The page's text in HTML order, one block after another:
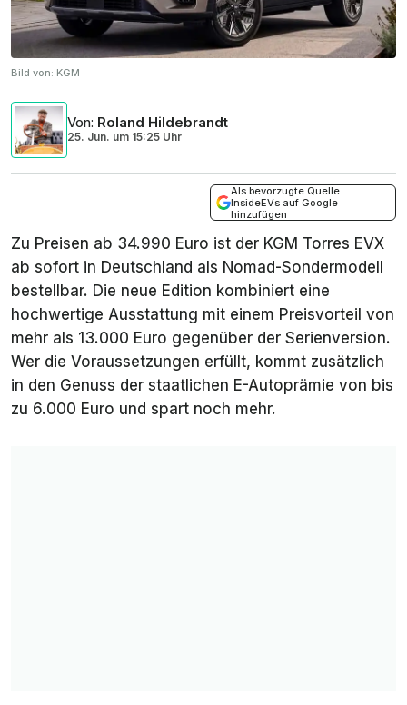
Bild von: KGM
Von: Roland Hildebrandt
25. Jun. um 15:25 Uhr
Als bevorzugte Quelle
InsideEVs auf Google
hinzufügen
Zu Preisen ab 34.990 Euro ist der KGM Torres EVX
ab sofort in Deutschland als Nomad-Sondermodell
bestellbar. Die neue Edition kombiniert eine
hochwertige Ausstattung mit einem Preisvorteil von
mehr als 13.000 Euro gegenüber der Serienversion.
Wer die Voraussetzungen erfüllt, kommt zusätzlich
in den Genuss der staatlichen E-Autoprämie von bis
zu 6.000 Euro und spart noch mehr.